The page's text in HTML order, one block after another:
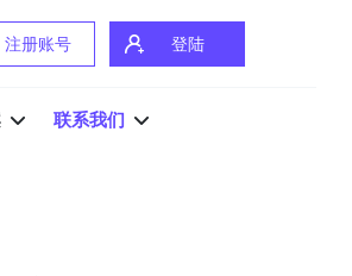
注册账号 登陆
联系我们